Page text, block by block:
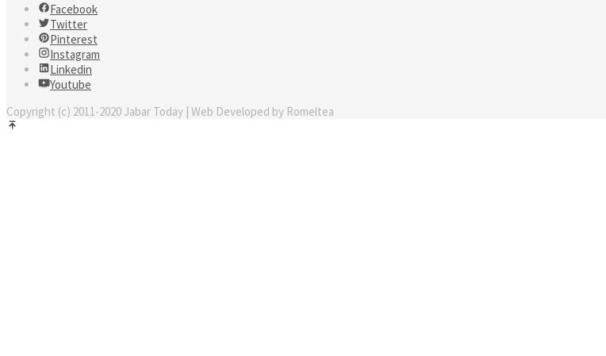
Facebook
Twitter
Pinterest
Instagram
Linkedin
Youtube
Copyright (c) 2011-2020 Jabar Today | Web Developed by Romeltea